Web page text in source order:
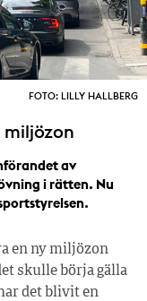
FOTO: LILLY HALLBERG
av
i rätten. Nu
en ny miljözon
skulle börja gälla
det blivit en